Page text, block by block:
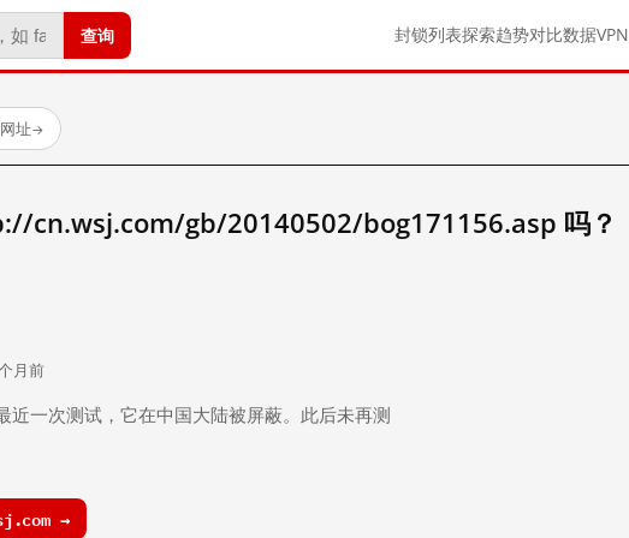
查询 封锁列表探索趋势对比数据VPN
址→
cn.wsj.com/gb/20140502/bog171156.asp 吗？
月前
一次测试，它在中国大陆被屏蔽。此后未再测
→